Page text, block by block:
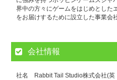
界中の方々にゲームをはじめとした
をお届けするために設立した事業会
会社情報
社名 Rabbit Tail Studio株式会社(英